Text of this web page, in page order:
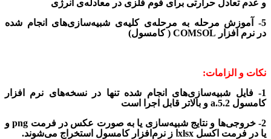
و عدم تعادل حرارتی برای فوم فلزی در معادله‌ی انرژی
5- آموزش مرحله به مرحله‌ی کلیه‌ی شبیه‌سازی‌های انجام شده
در نرم افزار COMSOL ( کامسول)
نکات و الزامات:
1-
فایل شبیه‌سازی‌های انجام شده تنها در نسخه‌های نرم افزار
کامسول
a.5.2 و بالاتر قابل اجرا است
2- خروجی‌ها و نتایج شبیه‌سازی یا به صورت عکس در فرمت
png و
یا در فرمت اکسل xlsx ا ز نرم‌افزار کامسول استخراج می‌شوند.